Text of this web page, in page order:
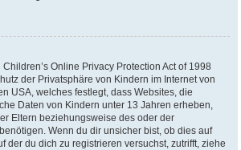
Online Privacy Protection Act of 1998
der Privatsphäre von Kindern im Internet von
USA, welches festlegt, dass Websites, die
Daten von Kindern unter 13 Jahren erheben,
Eltern beziehungsweise des oder der
Wenn du dir unsicher bist, ob dies auf
der du dich zu registrieren versuchst, zutrifft, ziehe